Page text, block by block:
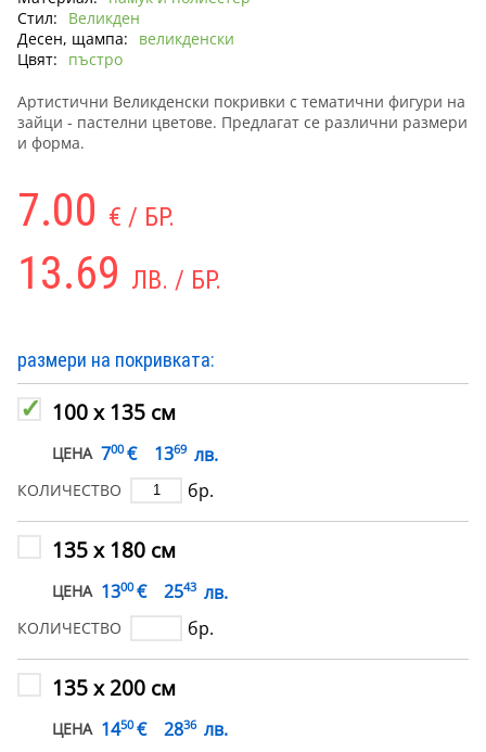
Стил:
Великден
Десен, щампа:
великденски
Цвят:
пъстро
Артистични Великденски покривки с тематични фигури на
зайци - пастелни цветове. Предлагат се различни размери
и форма.
7.00 € / БР.
13.69 ЛВ. / БР.
размери на покривката:
100 х 135 см
ЦЕНА 700 € 1369 лв.
КОЛИЧЕСТВО бр.
135 х 180 см
ЦЕНА 1300 € 2543 лв.
КОЛИЧЕСТВО бр.
135 х 200 см
ЦЕНА 1450 € 2836 лв.